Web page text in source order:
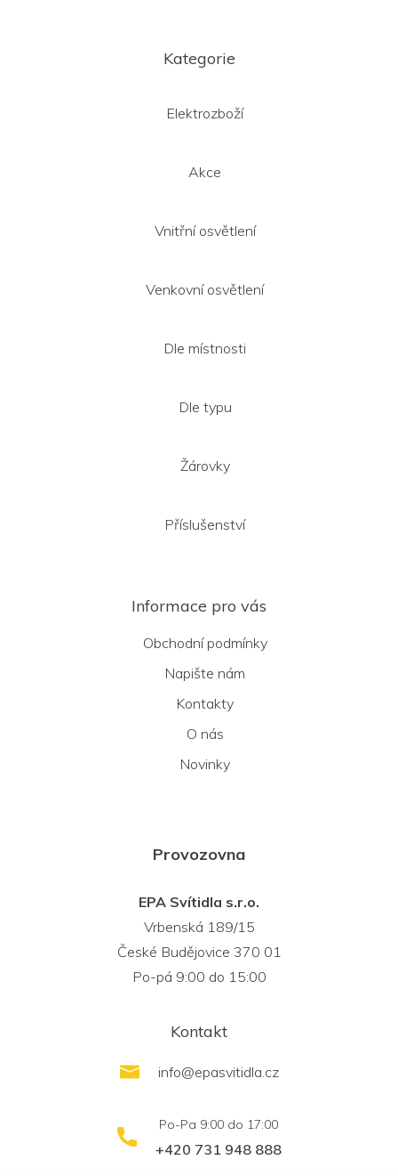
Kategorie
Elektrozboží
Akce
Vnitřní osvětlení
Venkovní osvětlení
Dle místnosti
Dle typu
Žárovky
Příslušenství
Informace pro vás
Obchodní podmínky
Napište nám
Kontakty
O nás
Novinky
Provozovna
EPA Svítidla s.r.o.
Vrbenská 189/15
České Budějovice 370 01
Po-pá 9:00 do 15:00
Kontakt
info@epasvitidla.cz
+420 731 948 888